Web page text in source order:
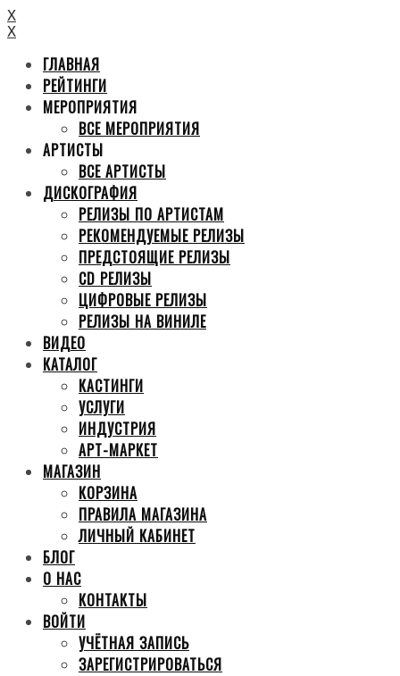
X
X
ГЛАВНАЯ
РЕЙТИНГИ
МЕРОПРИЯТИЯ
ВСЕ МЕРОПРИЯТИЯ
АРТИСТЫ
ВСЕ АРТИСТЫ
ДИСКОГРАФИЯ
РЕЛИЗЫ ПО АРТИСТАМ
РЕКОМЕНДУЕМЫЕ РЕЛИЗЫ
ПРЕДСТОЯЩИЕ РЕЛИЗЫ
CD РЕЛИЗЫ
ЦИФРОВЫЕ РЕЛИЗЫ
РЕЛИЗЫ НА ВИНИЛЕ
ВИДЕО
КАТАЛОГ
КАСТИНГИ
УСЛУГИ
ИНДУСТРИЯ
АРТ-МАРКЕТ
МАГАЗИН
КОРЗИНА
ПРАВИЛА МАГАЗИНА
ЛИЧНЫЙ КАБИНЕТ
БЛОГ
О НАС
КОНТАКТЫ
ВОЙТИ
УЧЁТНАЯ ЗАПИСЬ
ЗАРЕГИСТРИРОВАТЬСЯ